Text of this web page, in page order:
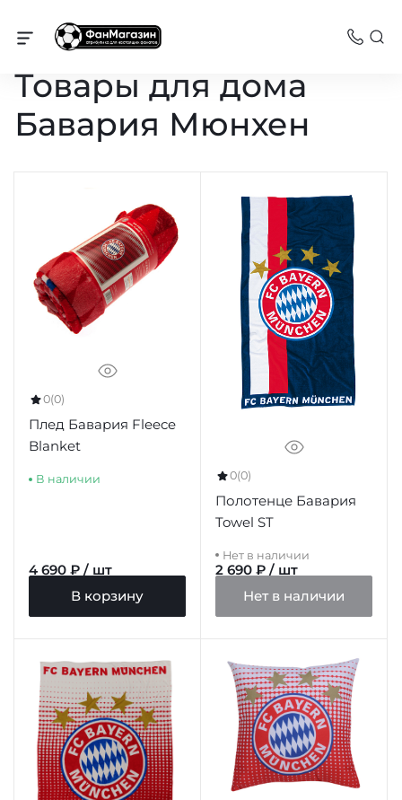
Бавария
Товары для дома
Бавария Мюнхен
0(0)
Плед Бавария Fleece
Blanket
В наличии
4 690 ₽ / шт
В корзину
0(0)
Полотенце Бавария
Towel ST
Нет в наличии
2 690 ₽ / шт
Нет в наличии